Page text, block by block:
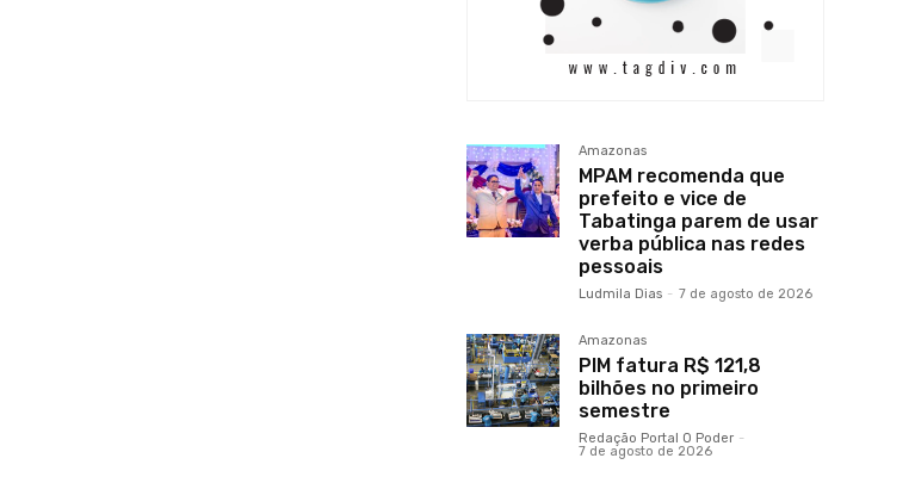
Amazonas
MPAM recomenda que
prefeito e vice de
Tabatinga parem de usar
verba pública nas redes
pessoais
Ludmila Dias - 7 de agosto de 2026
Amazonas
PIM fatura R$ 121,8
bilhões no primeiro
semestre
Redação Portal O Poder -
7 de agosto de 2026